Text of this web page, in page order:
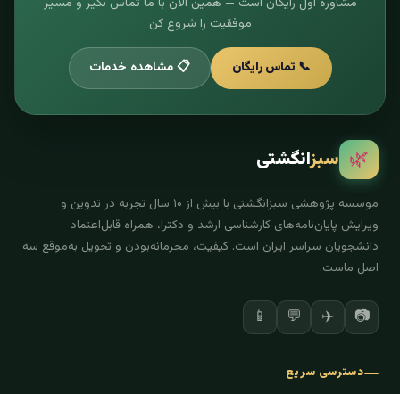
موفقیت را شروع کن
📞 تماس رایگان 📋 مشاهده خدمات
🌿 سبزانگشتی
موسسه پژوهشی سبزانگشتی با بیش از ۱۰ سال تجربه در تدوین و
ویرایش پایان‌نامه‌های کارشناسی ارشد و دکترا، همراه قابل‌اعتماد
دانشجویان سراسر ایران است. کیفیت، محرمانه‌بودن و تحویل به‌موقع سه
اصل ماست.
📷
✈️
💬
📱
دسترسی سریع